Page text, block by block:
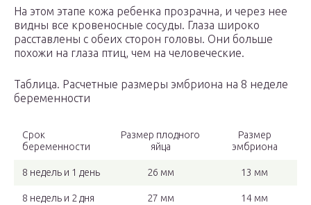
На этом этапе кожа ребенка прозрачна, и через нее
видны все кровеносные сосуды. Глаза широко
расставлены с обеих сторон головы. Они больше
похожи на глаза птиц, чем на человеческие.
Таблица. Расчетные размеры эмбриона на 8 неделе
беременности
Срок
беременности
Размер плодного
яйца
Размер
эмбриона
8 недель и 1 день 26 мм 13 мм
8 недель и 2 дня 27 мм 14 мм